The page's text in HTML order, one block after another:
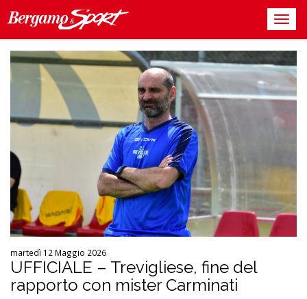
martedì 12 Maggio 2026
UFFICIALE – Trevigliese, fine del
rapporto con mister Carminati